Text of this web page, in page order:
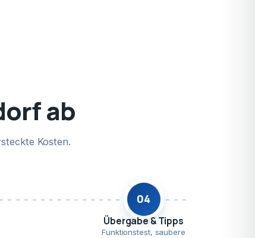
ab
Kosten.
04
Übergabe & Tipps
Funktionstest, saubere